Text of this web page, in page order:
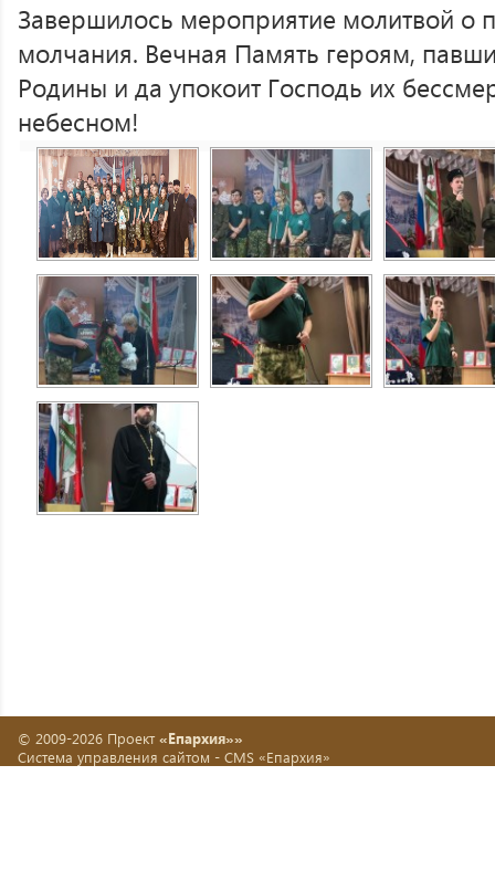
Завершилось мероприятие молитвой о
молчания. Вечная Память героям,
Родины и да упокоит Господь их
небесном!
© 2009-2026 Проект «Епархия»»
Система управления сайтом - CMS «Епархия»